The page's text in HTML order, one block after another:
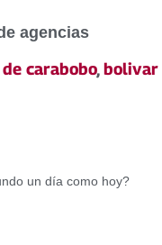
agencias
carabobo,bolivar
un día como hoy?